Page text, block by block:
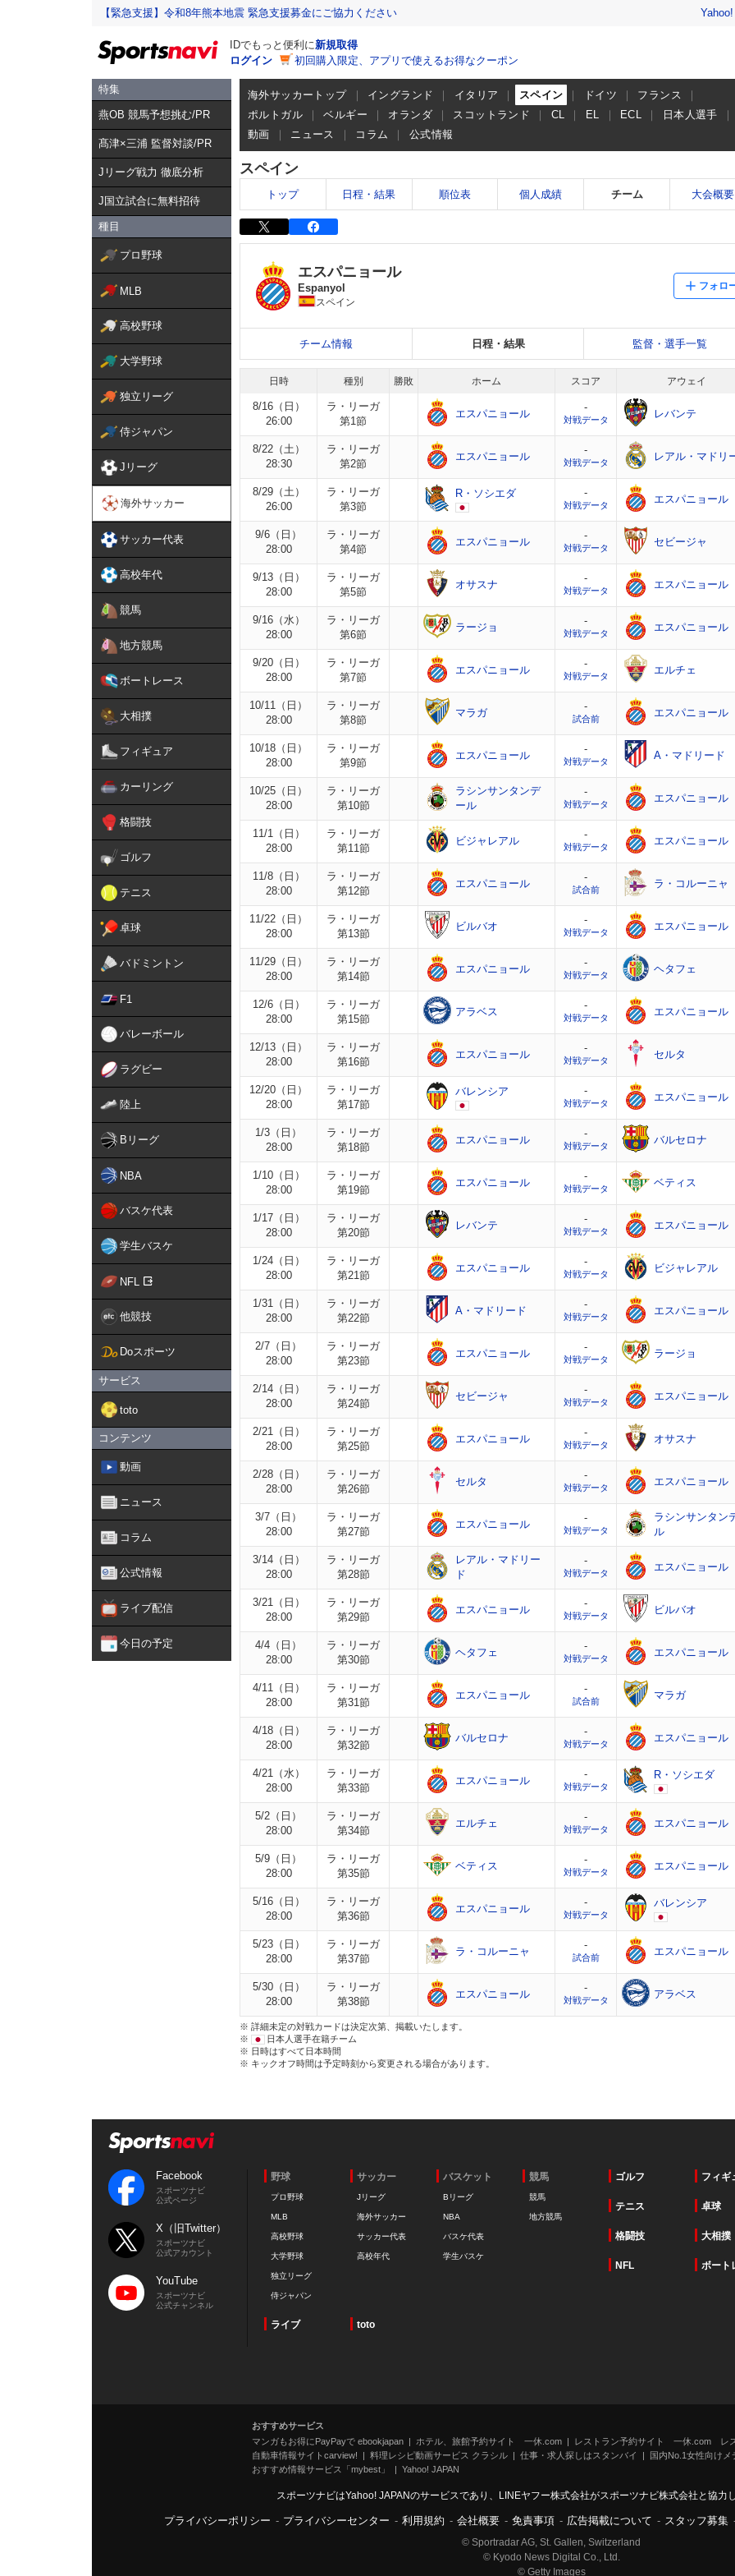
【緊急支援】令和8年熊本地震 緊急支援募金にご協力ください
IDでもっと便利に新規取得
ログイン
初回購入限定、アプリで使えるお得なクーポン
特集
燕OB 競馬予想挑む/PR
髙津×三浦 監督対談/PR
Jリーグ戦力 徹底分析
J国立試合に無料招待
種目
プロ野球
MLB
高校野球
大学野球
独立リーグ
侍ジャパン
Jリーグ
海外サッカー
サッカー代表
高校年代
競馬
地方競馬
ボートレース
大相撲
フィギュア
カーリング
格闘技
ゴルフ
テニス
卓球
バドミントン
F1
バレーボール
ラグビー
陸上
Bリーグ
NBA
バスケ代表
学生バスケ
NFL
他競技
Doスポーツ
サービス
toto
コンテンツ
動画
ニュース
コラム
公式情報
ライブ配信
今日の予定
海外サッカートップ イングランド イタリア スペイン ドイツ
フランス
ポルトガル
ベルギー オランダ スコットランド CL EL ECL
日本人選手
動画
ニュース コラム 公式情報
スペイン
トップ 日程・結果 順位表 個人成績 チーム 大会概要
エスパニョール
Espanyol
スペイン
フォロ
チーム情報 日程・結果 監督・選手一覧
日時 種別 勝敗 ホーム スコア アウェイ
8/16（日）
26:00
ラ・リーガ
第1節
エスパニョール
-
対戦データ レバンテ
8/22（土）
28:30
ラ・リーガ
第2節
エスパニョール
-
対戦データ レアル・マドリ
8/29（土）
26:00
ラ・リーガ
第3節
R・ソシエダ -
対戦データ エスパニョール
9/6（日）
28:00
ラ・リーガ
第4節
エスパニョール
-
対戦データ セビージャ
9/13（日）
28:00
ラ・リーガ
第5節
オサスナ
-
対戦データ エスパニョール
9/16（水）
28:00
ラ・リーガ
第6節
ラージョ
-
対戦データ エスパニョール
9/20（日）
28:00
ラ・リーガ
第7節
エスパニョール
-
対戦データ エルチェ
10/11（日）
28:00
ラ・リーガ
第8節
マラガ
-
試合前 エスパニョール
10/18（日）
28:00
ラ・リーガ
第9節
エスパニョール
-
対戦データ A・マドリード
10/25（日）
28:00
ラ・リーガ
第10節
ラシンサンタンデ
ール
-
対戦データ エスパニョール
11/1（日）
28:00
ラ・リーガ
第11節
ビジャレアル
-
対戦データ エスパニョール
11/8（日）
28:00
ラ・リーガ
第12節
エスパニョール
-
試合前 ラ・コルーニャ
11/22（日）
28:00
ラ・リーガ
第13節
ビルバオ
-
対戦データ エスパニョール
11/29（日）
28:00
ラ・リーガ
第14節
エスパニョール
-
対戦データ ヘタフェ
12/6（日）
28:00
ラ・リーガ
第15節
アラベス
-
対戦データ エスパニョール
12/13（日）
28:00
ラ・リーガ
第16節
エスパニョール
-
対戦データ セルタ
12/20（日）
28:00
ラ・リーガ
第17節
バレンシア -
対戦データ エスパニョール
1/3（日）
28:00
ラ・リーガ
第18節
エスパニョール
-
対戦データ バルセロナ
1/10（日）
28:00
ラ・リーガ
第19節
エスパニョール
-
対戦データ ベティス
1/17（日）
28:00
ラ・リーガ
第20節
レバンテ
-
対戦データ エスパニョール
1/24（日）
28:00
ラ・リーガ
第21節
エスパニョール
-
対戦データ ビジャレアル
1/31（日）
28:00
ラ・リーガ
第22節
A・マドリード
-
対戦データ エスパニョール
2/7（日）
28:00
ラ・リーガ
第23節
エスパニョール
-
対戦データ ラージョ
2/14（日）
28:00
ラ・リーガ
第24節
セビージャ
-
対戦データ エスパニョール
2/21（日）
28:00
ラ・リーガ
第25節
エスパニョール
-
対戦データ オサスナ
2/28（日）
28:00
ラ・リーガ
第26節
セルタ
-
対戦データ エスパニョール
3/7（日）
28:00
ラ・リーガ
第27節
エスパニョール
-
対戦データ
ラシンサンタン
ル
3/14（日）
28:00
ラ・リーガ
第28節
レアル・マドリー
ド
-
対戦データ エスパニョール
3/21（日）
28:00
ラ・リーガ
第29節
エスパニョール
-
対戦データ ビルバオ
4/4（日）
28:00
ラ・リーガ
第30節
ヘタフェ
-
対戦データ エスパニョール
4/11（日）
28:00
ラ・リーガ
第31節
エスパニョール
-
試合前 マラガ
4/18（日）
28:00
ラ・リーガ
第32節
バルセロナ
-
対戦データ エスパニョール
4/21（水）
28:00
ラ・リーガ
第33節
エスパニョール
-
対戦データ
R・ソシエダ
5/2（日）
28:00
ラ・リーガ
第34節
エルチェ
-
対戦データ エスパニョール
5/9（日）
28:00
ラ・リーガ
第35節
ベティス
-
対戦データ エスパニョール
5/16（日）
28:00
ラ・リーガ
第36節
エスパニョール
-
対戦データ
バレンシア
5/23（日）
28:00
ラ・リーガ
第37節
ラ・コルーニャ
-
試合前 エスパニョール
5/30（日）
28:00
ラ・リーガ
第38節
エスパニョール
-
対戦データ アラベス
※ 詳細未定の対戦カードは決定次第、掲載いたします。
※
日本人選手在籍チーム
※ 日時はすべて日本時間
※ キックオフ時間は予定時刻から変更される場合があります。
Facebook
スポーツナビ
公式ページ
X（旧Twitter）
スポーツナビ
公式アカウント
YouTube
スポーツナビ
公式チャンネル
野球
プロ野球
MLB
高校野球
大学野球
独立リーグ
侍ジャパン
サッカー
Jリーグ
海外サッカー
サッカー代表
高校年代
バスケット
Bリーグ
NBA
バスケ代表
学生バスケ
競馬
競馬
地方競馬
ゴルフ フィギ
テニス 卓球
格闘技 大相撲
NFL ボート
ライブ toto
おすすめサービス
マンガもお得にPayPayで ebookjapan
ホテル、旅館予約サイト 一休.com
レストラン予約サイト 一休.com レ
自動車情報サイトcarview!
料理レシピ動画サービス クラシル 仕事・求人探しはスタンバイ
国内No.1女性向けメ
おすすめ情報サービス「mybest」
Yahoo! JAPAN
スポーツナビはYahoo! JAPANのサービスであり、LINEヤフー株式会社がスポーツナビ株式会社と協力
プライバシーポリシー - プライバシーセンター - 利用規約 - 会社概要 - 免責事項 - 広告掲載について - スタッフ募集
© Sportradar AG, St. Gallen, Switzerland
© Kyodo News Digital Co., Ltd.
© Getty Images